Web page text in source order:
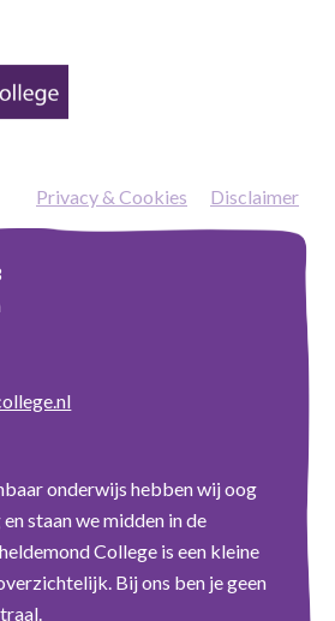
Privacy & Cookies Disclaimer
onderwijs hebben wij oog
staan we midden in de
College is een kleine
Bij ons ben je geen